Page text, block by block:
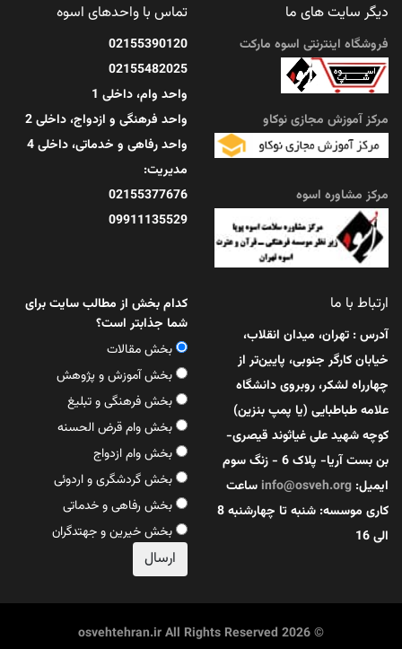
امام حسن مجتبی(ع)؛ الگوی حلم و کرامت در زندگی
امروز
آنچه در این مقاله ...
مرداد 11, 1405
دیگر سایت های ما
فروشگاه اینترنتی اسوه مارکت
مرکز آموزش مجازی نوکاو
مرکز مشاوره اسوه
تماس با واحدهای اسوه
02155390120
02155482025
واحد وام، داخلی 1
واحد فرهنگی و ازدواج، داخلی 2
واحد رفاهی و خدماتی، داخلی 4
مدیریت:
02155377676
09911135529
ارتباط با ما
آدرس : تهران، میدان انقلاب،
خیابان کارگر جنوبی، پایین‌تر از
چهارراه لشکر، روبروی دانشگاه
علامه طباطبایی (یا پمپ بنزین)
کوچه شهید علی غیاثوند قیصری-
بن بست آریا- پلاک 6 - زنگ سوم
ایمیل: info@osveh.org ساعت
کاری موسسه: شنبه تا چهارشنبه 8
الی 16
کدام بخش از مطالب سایت برای
شما جذابتر است؟
بخش مقالات
بخش آموزش و پژوهش
بخش فرهنگی و تبلیغ
بخش وام قرض الحسنه
بخش وام ازدواج
بخش گردشگری و اردوئی
بخش رفاهی و خدماتی
بخش خیرین و جهتدگران
© 2026 osvehtehran.ir All Rights Reserved